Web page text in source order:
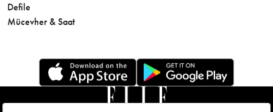
Defile
Mücevher & Saat